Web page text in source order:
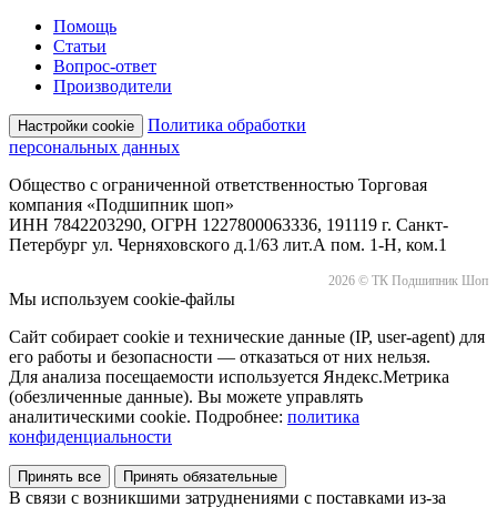
Помощь
Статьи
Вопрос-ответ
Производители
Настройки cookie
Политика обработки
персональных данных
Общество с ограниченной ответственностью Торговая
компания «Подшипник шоп»
ИНН 7842203290, ОГРН 1227800063336, 191119 г. Санкт-
Петербург ул. Черняховского д.1/63 лит.А пом. 1-Н, ком.1
2026 © ТК Подшипник Шоп
Мы используем cookie-файлы
Сайт собирает cookie и технические данные (IP, user-agent) для
его работы и безопасности — отказаться от них нельзя.
Для анализа посещаемости используется Яндекс.Метрика
(обезличенные данные). Вы можете управлять
аналитическими cookie. Подробнее: политика
конфиденциальности
Принять все Принять обязательные
В связи с возникшими затруднениями с поставками из-за